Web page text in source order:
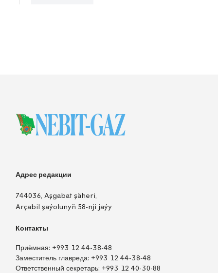
Адрес редакции
744036, Aşgabat şäheri,
Arçabil şaýolunyň 58-nji jaýy
Контакты
Приёмная: +993 12 44-38-48
Заместитель главреда: +993 12 44-38-48
Ответственный секретарь: +993 12 40-30-88